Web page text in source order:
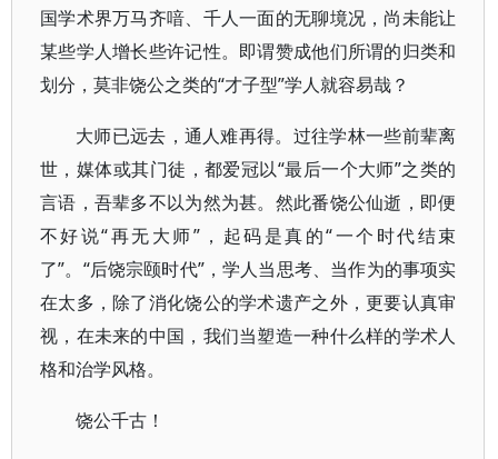
国学术界万马齐喑、千人一面的无聊境况，尚未能让
某些学人增长些许记性。即谓赞成他们所谓的归类和
划分，莫非饶公之类的“才子型”学人就容易哉？
大师已远去，通人难再得。过往学林一些前辈离
世，媒体或其门徒，都爱冠以“最后一个大师”之类的
言语，吾辈多不以为然为甚。然此番饶公仙逝，即便
不好说“再无大师”，起码是真的“一个时代结束
了”。“后饶宗颐时代”，学人当思考、当作为的事项实
在太多，除了消化饶公的学术遗产之外，更要认真审
视，在未来的中国，我们当塑造一种什么样的学术人
格和治学风格。
饶公千古！